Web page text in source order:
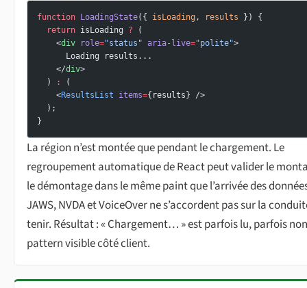
function LoadingState({ isLoading, results }) {
  return
isLoading ? (
    <
div role="status" aria-live="polite">
      Loading results...
    </
div>
  )
:
(
    <
ResultsList items={results} />
  );
}
La région n’est montée que pendant le chargement. Le
regroupement automatique de React peut valider le
le démontage dans le même paint que l’arrivée des
JAWS, NVDA et VoiceOver ne s’accordent pas sur la
tenir. Résultat : « Chargement… » est parfois lu, parfois
pattern visible côté client.